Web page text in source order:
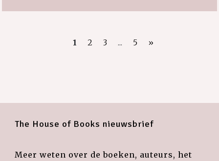
1 2 3 ... 5 »
The House of Books nieuwsbrief
Meer weten over de boeken, auteurs, het